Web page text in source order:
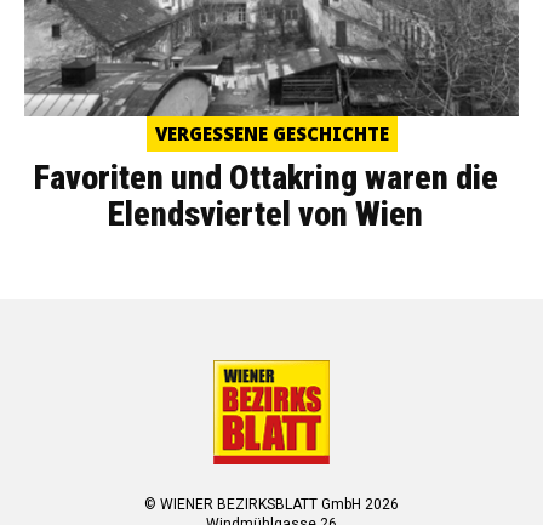
VERGESSENE GESCHICHTE
Favoriten und Ottakring waren die
Elendsviertel von Wien
© WIENER BEZIRKSBLATT GmbH 2026